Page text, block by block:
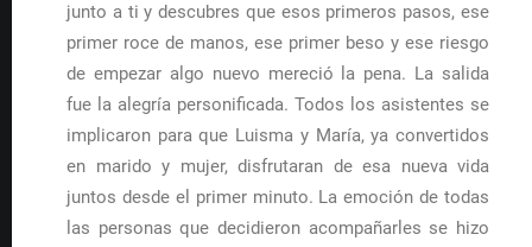
junto a ti y descubres que esos primeros pasos, ese
primer roce de manos, ese primer beso y ese riesgo
de empezar algo nuevo mereció la pena. La salida
fue la alegría personificada. Todos los asistentes se
implicaron para que Luisma y María, ya convertidos
en marido y mujer, disfrutaran de esa nueva vida
juntos desde el primer minuto. La emoción de todas
las personas que decidieron acompañarles se hizo